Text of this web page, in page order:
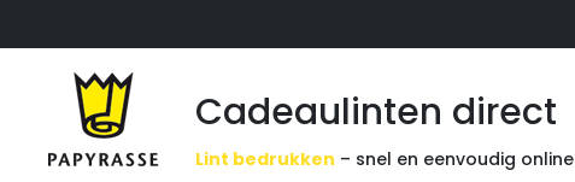
Cadeaulinten direct
Lint bedrukken – snel en eenvoudig online